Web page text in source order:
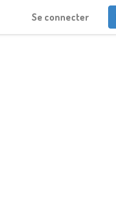
Se connecter